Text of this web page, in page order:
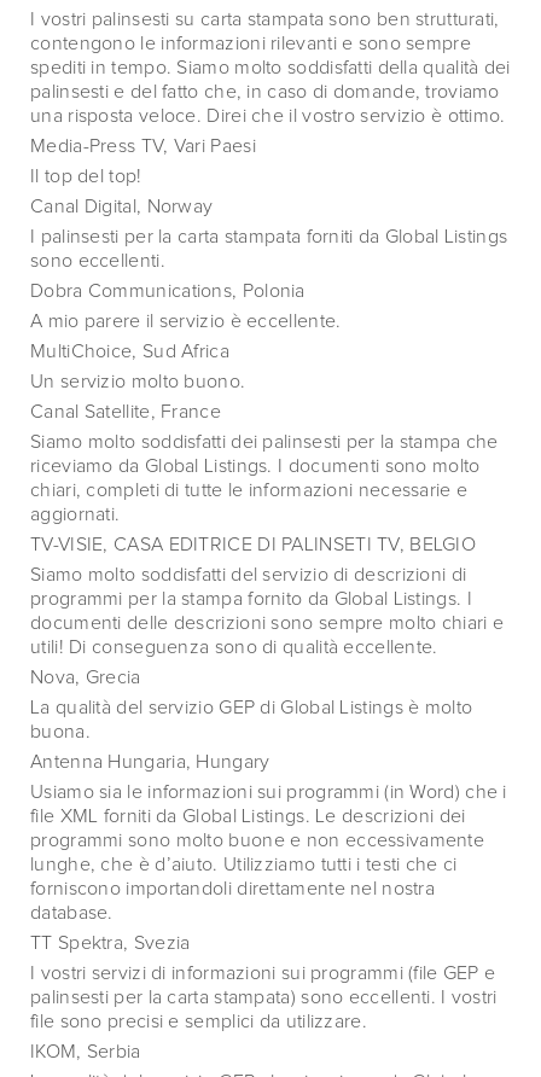
I vostri palinsesti su carta stampata sono ben strutturati,
contengono le informazioni rilevanti e sono sempre
spediti in tempo. Siamo molto soddisfatti della qualità dei
palinsesti e del fatto che, in caso di domande, troviamo
una risposta veloce. Direi che il vostro servizio è ottimo.
Media-Press TV, Vari Paesi
Il top del top!
Canal Digital, Norway
I palinsesti per la carta stampata forniti da Global Listings
sono eccellenti.
Dobra Communications, Polonia
A mio parere il servizio è eccellente.
MultiChoice, Sud Africa
Un servizio molto buono.
Canal Satellite, France
Siamo molto soddisfatti dei palinsesti per la stampa che
riceviamo da Global Listings. I documenti sono molto
chiari, completi di tutte le informazioni necessarie e
aggiornati.
TV-VISIE, CASA EDITRICE DI PALINSETI TV, BELGIO
Siamo molto soddisfatti del servizio di descrizioni di
programmi per la stampa fornito da Global Listings. I
documenti delle descrizioni sono sempre molto chiari e
utili! Di conseguenza sono di qualità eccellente.
Nova, Grecia
La qualità del servizio GEP di Global Listings è molto
buona.
Antenna Hungaria, Hungary
Usiamo sia le informazioni sui programmi (in Word) che i
file XML forniti da Global Listings. Le descrizioni dei
programmi sono molto buone e non eccessivamente
lunghe, che è d’aiuto. Utilizziamo tutti i testi che ci
forniscono importandoli direttamente nel nostra
database.
TT Spektra, Svezia
I vostri servizi di informazioni sui programmi (file GEP e
palinsesti per la carta stampata) sono eccellenti. I vostri
file sono precisi e semplici da utilizzare.
IKOM, Serbia